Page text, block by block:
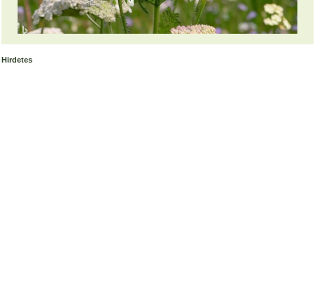
Hirdetes